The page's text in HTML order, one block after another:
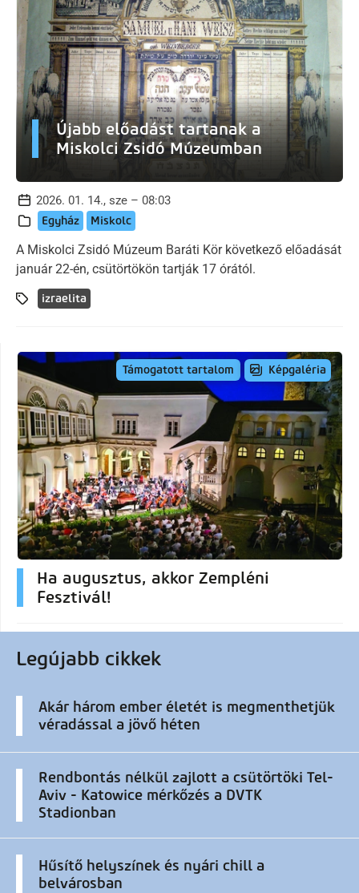
Újabb előadást tartanak a
Miskolci Zsidó Múzeumban
2026. 01. 14., sze – 08:03
Egyház Miskolc
A Miskolci Zsidó Múzeum Baráti Kör következő előadását
január 22-én, csütörtökön tartják 17 órától.
izraelita
Támogatott tartalom Képgaléria
Ha augusztus, akkor Zempléni
Fesztivál!
Legújabb cikkek
Akár három ember életét is megmenthetjük
véradással a jövő héten
Rendbontás nélkül zajlott a csütörtöki Tel-
Aviv - Katowice mérkőzés a DVTK
Stadionban
Hűsítő helyszínek és nyári chill a
belvárosban